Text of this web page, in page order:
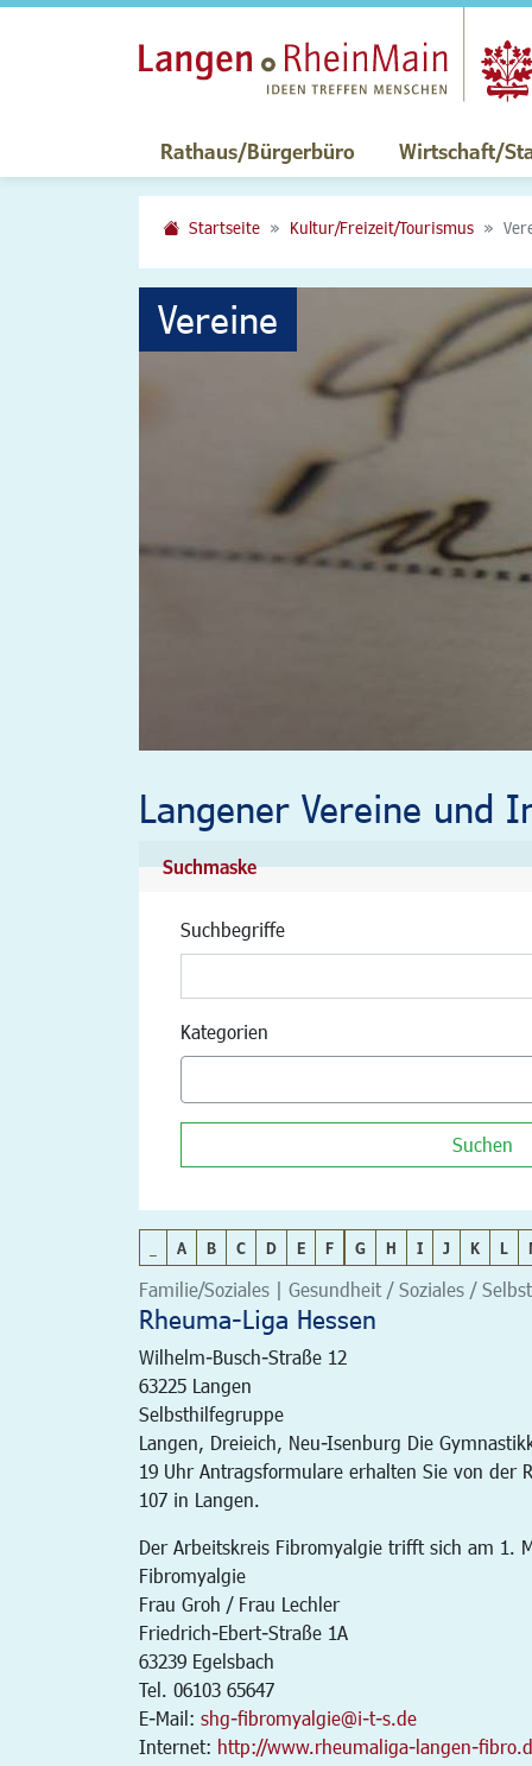
Rathaus/Bürgerbüro Wirtschaft/
Startseite Kultur/Freizeit/Tourismus
Vereine
Langener Vereine und
Suchmaske
Suchbegriffe
Kategorien
Suchen
A B C D E F G H I J K L
Familie/Soziales | Gesundheit / Soziales /
Rheuma-Liga Hessen
Wilhelm-Busch-Straße 12
63225 Langen
Selbsthilfegruppe
Langen, Dreieich, Neu-Isenburg Die
19 Uhr Antragsformulare erhalten Sie von der
107 in Langen.
Der Arbeitskreis Fibromyalgie trifft sich am 1.
Fibromyalgie
Frau Groh / Frau Lechler
Friedrich-Ebert-Straße 1A
63239 Egelsbach
Tel. 06103 65647
E-Mail: shg-fibromyalgie@i-t-s.de
Internet: http://www.rheumaliga-langen-